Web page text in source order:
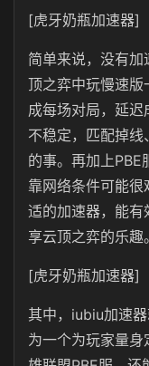
[虎牙奶瓶加速器]
简单来说，没有加
顶之弈中玩慢速
成每场对局，延
不稳定，匹配掉
的事。再加上
靠网络条件可能
适的加速器，能
享云顶之弈的乐趣。
[虎牙奶瓶加速器]
其中，iubiu加速
为一个为玩家量